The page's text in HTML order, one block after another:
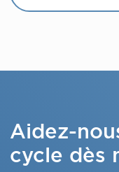
Aidez-
cycle dès